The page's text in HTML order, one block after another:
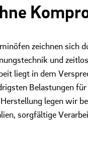
zeichnen sich
und
liegt in dem
Belastungen
legen wir
sorgfältige